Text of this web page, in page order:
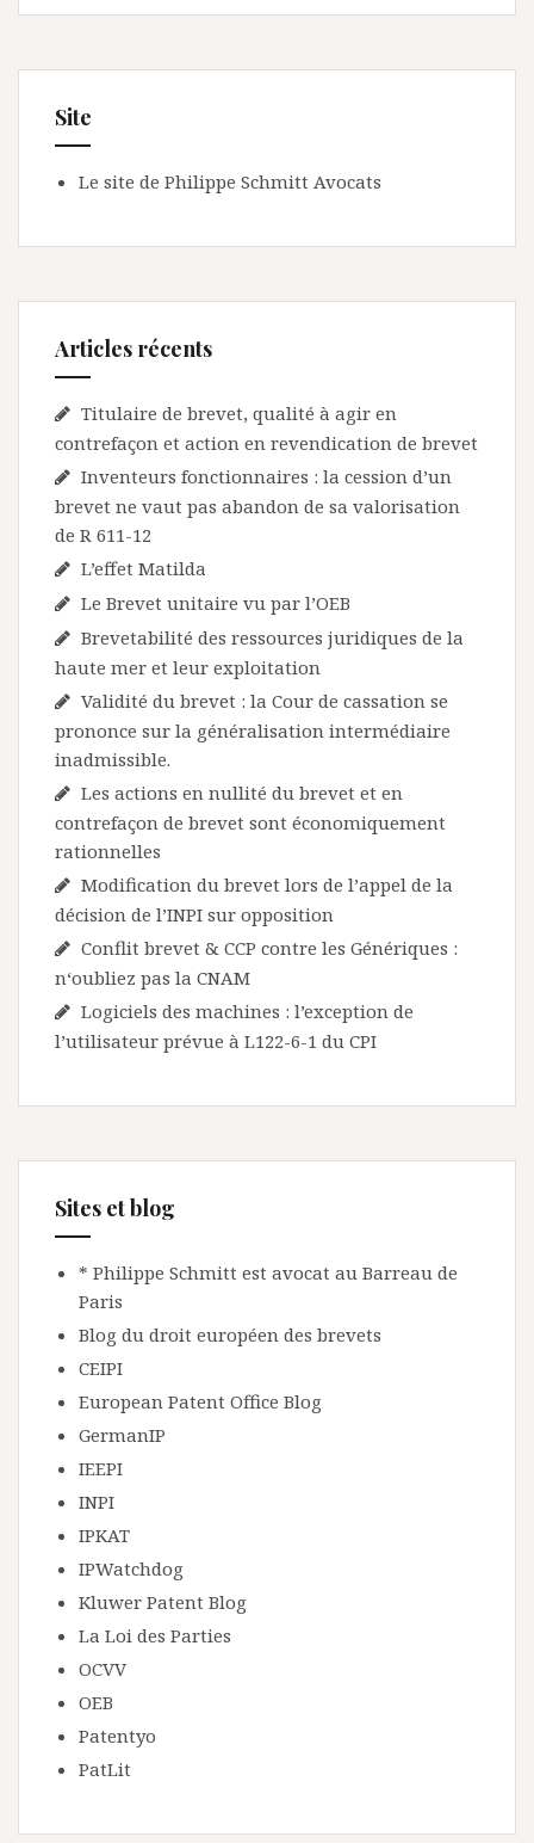
Site
Le site de Philippe Schmitt Avocats
Articles récents
Titulaire de brevet, qualité à agir en
contrefaçon et action en revendication de brevet
Inventeurs fonctionnaires : la cession d’un
brevet ne vaut pas abandon de sa valorisation
de R 611-12
L’effet Matilda
Le Brevet unitaire vu par l’OEB
Brevetabilité des ressources juridiques de la
haute mer et leur exploitation
Validité du brevet : la Cour de cassation se
prononce sur la généralisation intermédiaire
inadmissible.
Les actions en nullité du brevet et en
contrefaçon de brevet sont économiquement
rationnelles
Modification du brevet lors de l’appel de la
décision de l’INPI sur opposition
Conflit brevet & CCP contre les Génériques :
n‘oubliez pas la CNAM
Logiciels des machines : l’exception de
l’utilisateur prévue à L122-6-1 du CPI
Sites et blog
* Philippe Schmitt est avocat au Barreau de
Paris
Blog du droit européen des brevets
CEIPI
European Patent Office Blog
GermanIP
IEEPI
INPI
IPKAT
IPWatchdog
Kluwer Patent Blog
La Loi des Parties
OCVV
OEB
Patentyo
PatLit